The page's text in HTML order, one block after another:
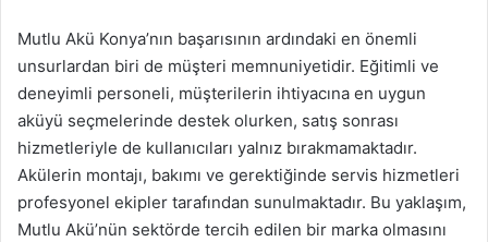
Mutlu Akü Konya’nın başarısının ardındaki en önemli
unsurlardan biri de müşteri memnuniyetidir. Eğitimli ve
deneyimli personeli, müşterilerin ihtiyacına en uygun
aküyü seçmelerinde destek olurken, satış sonrası
hizmetleriyle de kullanıcıları yalnız bırakmamaktadır.
Akülerin montajı, bakımı ve gerektiğinde servis hizmetleri
profesyonel ekipler tarafından sunulmaktadır. Bu yaklaşım,
Mutlu Akü’nün sektörde tercih edilen bir marka olmasını